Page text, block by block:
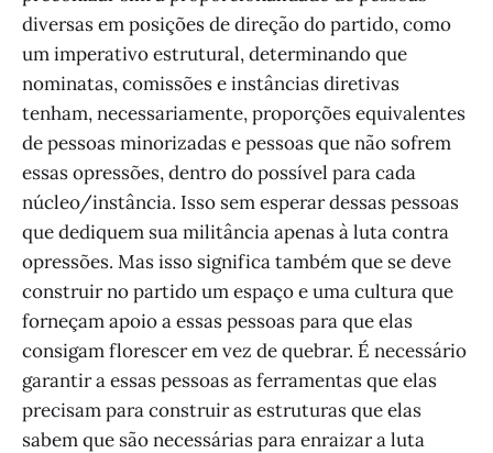
diversas em posições de direção do partido, como
um imperativo estrutural, determinando que
nominatas, comissões e instâncias diretivas
tenham, necessariamente, proporções equivalentes
de pessoas minorizadas e pessoas que não sofrem
essas opressões, dentro do possível para cada
núcleo/instância. Isso sem esperar dessas pessoas
que dediquem sua militância apenas à luta contra
opressões. Mas isso significa também que se deve
construir no partido um espaço e uma cultura que
forneçam apoio a essas pessoas para que elas
consigam florescer em vez de quebrar. É necessário
garantir a essas pessoas as ferramentas que elas
precisam para construir as estruturas que elas
sabem que são necessárias para enraizar a luta